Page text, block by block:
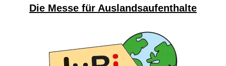
Die Messe für Auslandsaufenthalte